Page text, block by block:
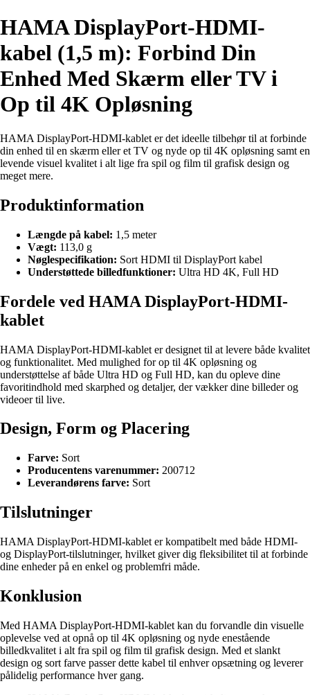
HAMA DisplayPort-HDMI-
kabel (1,5 m): Forbind Din
Enhed Med Skærm eller TV i
Op til 4K Opløsning
HAMA DisplayPort-HDMI-kablet er det ideelle tilbehør til at forbinde
din enhed til en skærm eller et TV og nyde op til 4K opløsning samt en
levende visuel kvalitet i alt lige fra spil og film til grafisk design og
meget mere.
Produktinformation
Længde på kabel: 1,5 meter
Vægt: 113,0 g
Nøglespecifikation: Sort HDMI til DisplayPort kabel
Understøttede billedfunktioner: Ultra HD 4K, Full HD
Fordele ved HAMA DisplayPort-HDMI-
kablet
HAMA DisplayPort-HDMI-kablet er designet til at levere både kvalitet
og funktionalitet. Med mulighed for op til 4K opløsning og
understøttelse af både Ultra HD og Full HD, kan du opleve dine
favoritindhold med skarphed og detaljer, der vækker dine billeder og
videoer til live.
Design, Form og Placering
Farve: Sort
Producentens varenummer: 200712
Leverandørens farve: Sort
Tilslutninger
HAMA DisplayPort-HDMI-kablet er kompatibelt med både HDMI-
og DisplayPort-tilslutninger, hvilket giver dig fleksibilitet til at forbinde
dine enheder på en enkel og problemfri måde.
Konklusion
Med HAMA DisplayPort-HDMI-kablet kan du forvandle din visuelle
oplevelse ved at opnå op til 4K opløsning og nyde enestående
billedkvalitet i alt fra spil og film til grafisk design. Med et slankt
design og sort farve passer dette kabel til enhver opsætning og leverer
pålidelig performance hver gang.